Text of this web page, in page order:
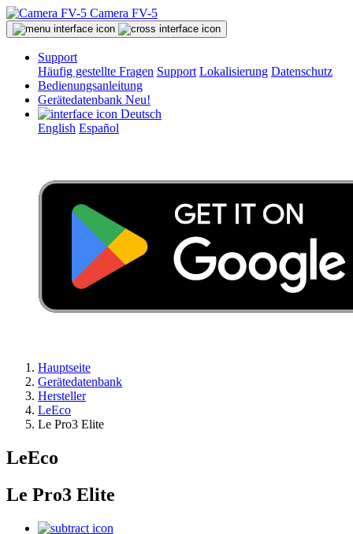
Camera FV-5
Support
Häufig gestellte Fragen Support Lokalisierung Datenschutz
Bedienungsanleitung
Gerätedatenbank Neu!
Deutsch
English Español
Hauptseite
Gerätedatenbank
Hersteller
LeEco
Le Pro3 Elite
LeEco
Le Pro3 Elite